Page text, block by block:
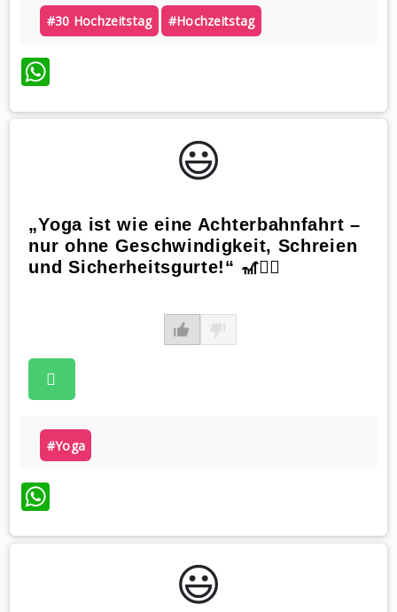
#30 Hochzeitstag #hochzeitstag
WhatsApp
😃️
„Yoga ist wie eine Achterbahnfahrt –
nur ohne Geschwindigkeit, Schreien
und Sicherheitsgurte!“ 🎢🧘‍♀️
#yoga
WhatsApp
😃️